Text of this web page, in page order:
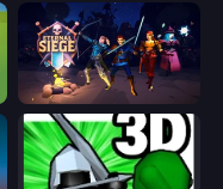
Eternal Siege